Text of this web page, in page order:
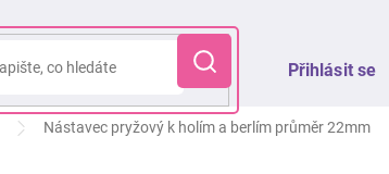
Přihlásit se
Nástavec pryžový k holím a berlím průměr 22mm